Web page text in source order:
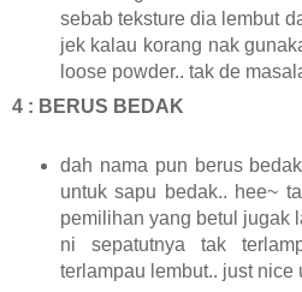
sebab teksture dia lembut
jek kalau korang nak
loose powder.. tak de
4 : BERUS BEDAK
dah nama pun berus
untuk sapu bedak.. hee~
pemilihan yang betul jugak
ni sepatutnya tak
terlampau lembut.. just nice